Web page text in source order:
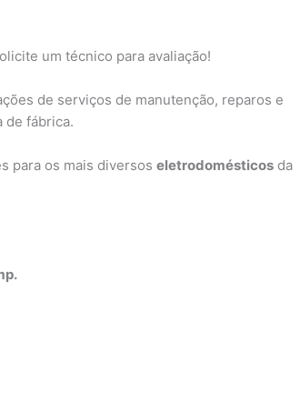
um técnico para avaliação!
de serviços de manutenção, reparos e
de fábrica.
para os mais diversos eletrodomésticos da